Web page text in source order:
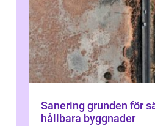
Sanering grunden för säkra och
hållbara byggnader